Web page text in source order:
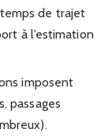
de trajet
à l’estimation
imposent
passages